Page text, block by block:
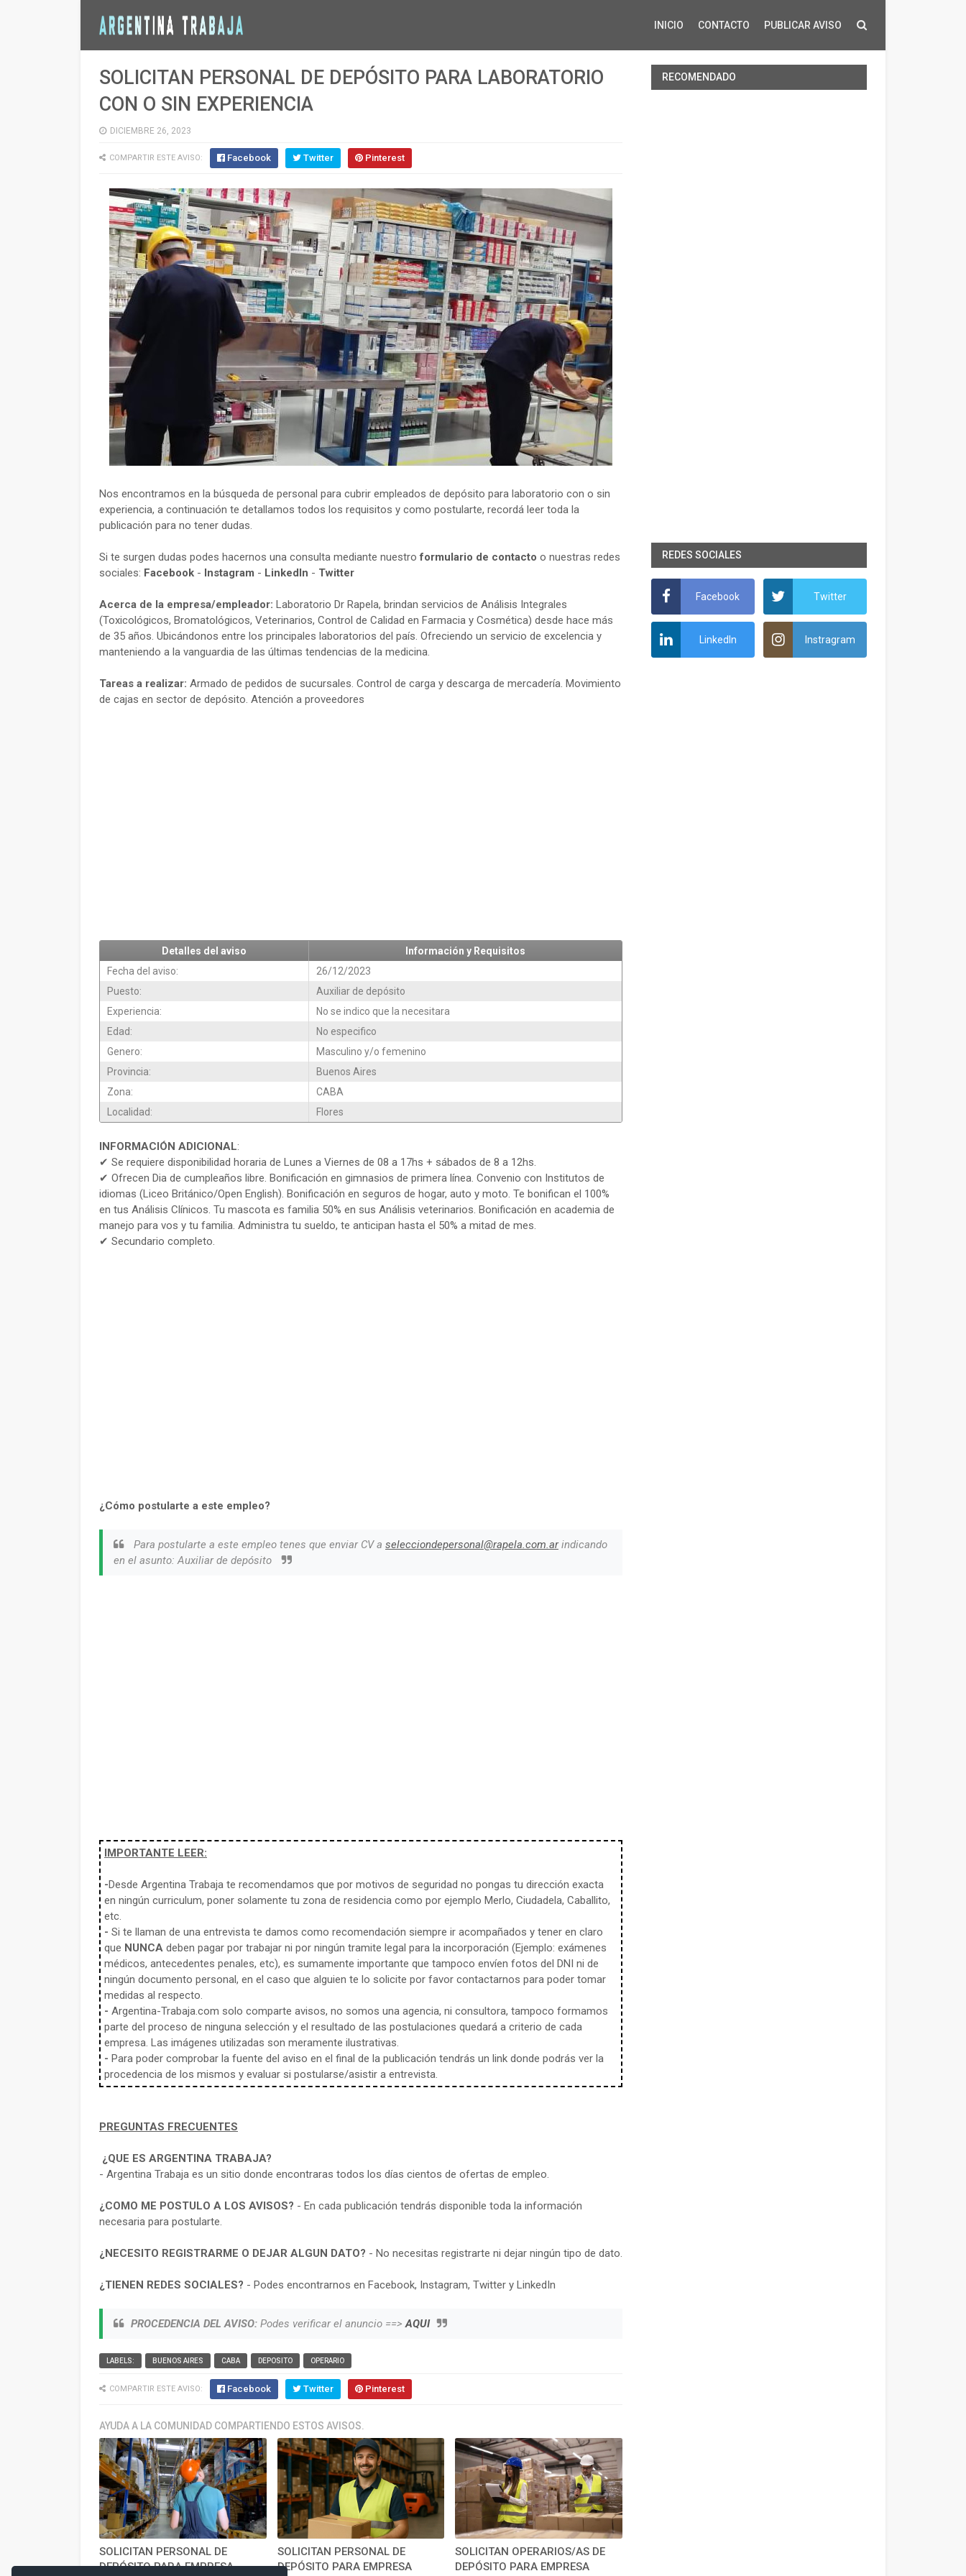
INICIO CONTACTO PUBLICAR AVISO
SOLICITAN PERSONAL DE DEPÓSITO PARA LABORATORIO
CON O SIN EXPERIENCIA
DICIEMBRE 26, 2023
COMPARTIR ESTE AVISO: Facebook Twitter Pinterest
Nos encontramos en la búsqueda de personal para cubrir empleados de depósito para laboratorio con o sin
experiencia, a continuación te detallamos todos los requisitos y como postularte, recordá leer toda la
publicación para no tener dudas.
Si te surgen dudas podes hacernos una consulta mediante nuestroformulario de contacto o nuestras redes
sociales: Facebook - Instagram - LinkedIn - Twitter
Acerca de la empresa/empleador: Laboratorio Dr Rapela, brindan servicios de Análisis Integrales
(Toxicológicos, Bromatológicos, Veterinarios, Control de Calidad en Farmacia y Cosmética) desde hace más
de 35 años. Ubicándonos entre los principales laboratorios del país. Ofreciendo un servicio de excelencia y
manteniendo a la vanguardia de las últimas tendencias de la medicina.
Tareas a realizar: Armado de pedidos de sucursales. Control de carga y descarga de mercadería. Movimiento
de cajas en sector de depósito. Atención a proveedores
Detalles del aviso
Información y Requisitos
Fecha del aviso:
26/12/2023
Puesto:
Auxiliar de depósito
Experiencia:
No se indico que la necesitara
Edad:
No especifico
Genero:
Masculino y/o femenino
Provincia:
Buenos Aires
Zona:
CABA
Localidad:
Flores
INFORMACIÓN ADICIONAL:
✔ Se requiere disponibilidad horaria de Lunes a Viernes de 08 a 17hs + sábados de 8 a 12hs.
✔ Ofrecen Dia de cumpleaños libre. Bonificación en gimnasios de primera línea. Convenio con Institutos de
idiomas (Liceo Británico/Open English). Bonificación en seguros de hogar, auto y moto. Te bonifican el 100%
en tus Análisis Clínicos. Tu mascota es familia 50% en sus Análisis veterinarios. Bonificación en academia de
manejo para vos y tu familia. Administra tu sueldo, te anticipan hasta el 50% a mitad de mes.
✔ Secundario completo.
¿Cómo postularte a este empleo?
Para postularte a este empleo tenes que enviar CV a selecciondepersonal@rapela.com.arindicando
en el asunto: Auxiliar de depósito
IMPORTANTE LEER:
-Desde Argentina Trabaja te recomendamos que por motivos de seguridad no pongas tu dirección exacta
en ningún curriculum, poner solamente tu zona de residencia como por ejemplo Merlo, Ciudadela, Caballito,
etc.
- Si te llaman de una entrevista te damos como recomendación siempre ir acompañados y tener en claro
que NUNCA deben pagar por trabajar ni por ningún tramite legal para la incorporación (Ejemplo: exámenes
médicos, antecedentes penales, etc), es sumamente importante que tampoco envíen fotos del DNI ni de
ningún documento personal, en el caso que alguien te lo solicite por favor contactarnos para poder tomar
medidas al respecto.
- Argentina-Trabaja.com solo comparte avisos, no somos una agencia, ni consultora, tampoco formamos
parte del proceso de ninguna selección y el resultado de las postulaciones quedará a criterio de cada
empresa. Las imágenes utilizadas son meramente ilustrativas.
- Para poder comprobar la fuente del aviso en el final de la publicación tendrás un link donde podrás ver la
procedencia de los mismos y evaluar si postularse/asistir a entrevista.
PREGUNTAS FRECUENTES
¿QUE ES ARGENTINA TRABAJA?
- Argentina Trabaja es un sitio donde encontraras todos los días cientos de ofertas de empleo.
¿COMO ME POSTULO A LOS AVISOS? - En cada publicación tendrás disponible toda la información
necesaria para postularte.
¿NECESITO REGISTRARME O DEJAR ALGUN DATO? - No necesitas registrarte ni dejar ningún tipo de dato.
¿TIENEN REDES SOCIALES? - Podes encontrarnos en Facebook, Instagram, Twitter y LinkedIn
PROCEDENCIA DEL AVISO: Podes verificar el anuncio ==>AQUI
LABELS: BUENOS AIRES CABA DEPOSITO OPERARIO
COMPARTIR ESTE AVISO: Facebook Twitter Pinterest
AYUDA A LA COMUNIDAD COMPARTIENDO ESTOS AVISOS.
SOLICITAN PERSONAL DE
DEPÓSITO PARA EMPRESA
SOLICITAN PERSONAL DE
DEPÓSITO PARA EMPRESA
SOLICITAN OPERARIOS/AS DE
DEPÓSITO PARA EMPRESA
RECOMENDADO
REDES SOCIALES
Facebook Twitter
LinkedIn Instragram